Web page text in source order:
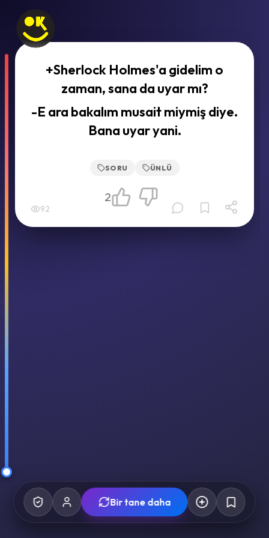
+Sherlock Holmes'a gidelim o
zaman, sana da uyar mı?
-E ara bakalım musait miymiş diye.
Bana uyar yani.
SORU ÜNLÜ
92
2
Bir tane daha